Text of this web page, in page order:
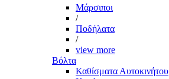
Μάρσιποι
/
Ποδήλατα
/
view more
Βόλτα
Καθίσματα Αυτοκινήτου